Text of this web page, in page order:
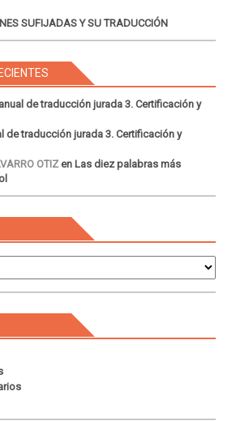
SUFIJADAS Y SU TRADUCCIÓN
de traducción jurada 3. Certificación y
de traducción jurada 3. Certificación y
OTIZ en Las diez palabras más